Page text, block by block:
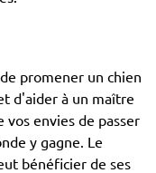
promener un chien
d'aider à un maître
envies de passer
y gagne. Le
bénéficier de ses